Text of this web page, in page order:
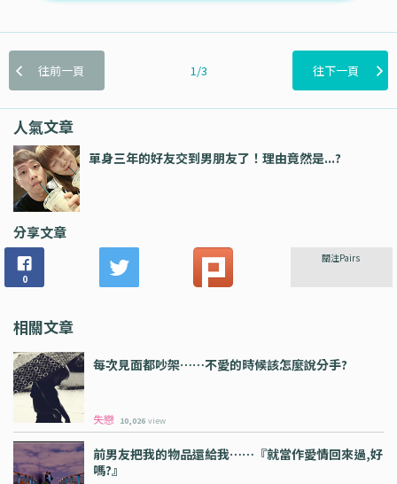
往前一頁 1/3 往下一頁
人氣文章
單身三年的好友交到男朋友了！理由竟然是...?
分享文章
0
關注Pairs
相關文章
每次見面都吵架⋯⋯不愛的時候該怎麼說分手?
失戀 10,026 view
前男友把我的物品還給我⋯⋯『就當作愛情回來過,好
嗎?』